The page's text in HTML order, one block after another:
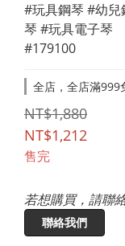
#玩具鋼琴 #幼
琴 #玩具電子琴
#179100
全店，全店滿999
NT$1,880
NT$1,212
售完
若想購買，請聯
聯絡我們